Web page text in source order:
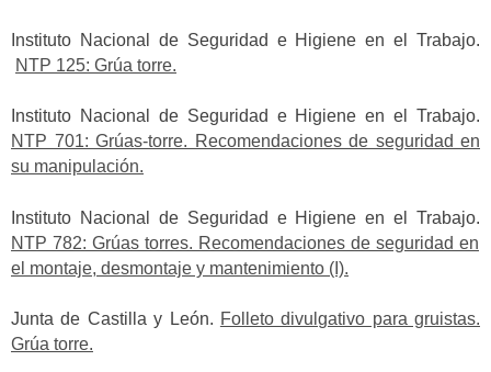
Instituto Nacional de Seguridad e Higiene en el Trabajo.
NTP 125: Grúa torre.
Instituto Nacional de Seguridad e Higiene en el Trabajo.
NTP 701: Grúas-torre. Recomendaciones de seguridad en
su manipulación.
Instituto Nacional de Seguridad e Higiene en el Trabajo.
NTP 782: Grúas torres. Recomendaciones de seguridad en
el montaje, desmontaje y mantenimiento (I).
Junta de Castilla y León. Folleto divulgativo para gruistas.
Grúa torre.